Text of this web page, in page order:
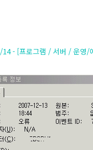
14 - [프로그램 / 서버 / 운영